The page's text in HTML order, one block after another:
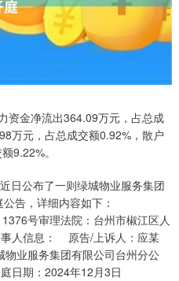
资金净流出364.09万元，占总成
万元，占总成交额0.92%，散户
9.22%。
日公布了一则绿城物业服务集团
告，详细内容如下：
号审理法院：台州市椒江区人
事人信息： 原告/上诉人：应某
业服务集团有限公司台州分公
日期：2024年12月3日